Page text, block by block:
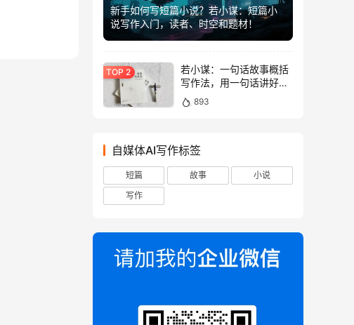
新手如何写短篇小说？若小谋：短篇小
说写作入门，读者、时空和题材！
若小谋：一句话故事概括
写作法，用一句话讲好故
事！893
自媒体AI写作标签
短篇 故事
小说
写作